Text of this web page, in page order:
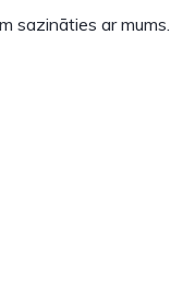
sazināties ar mums.